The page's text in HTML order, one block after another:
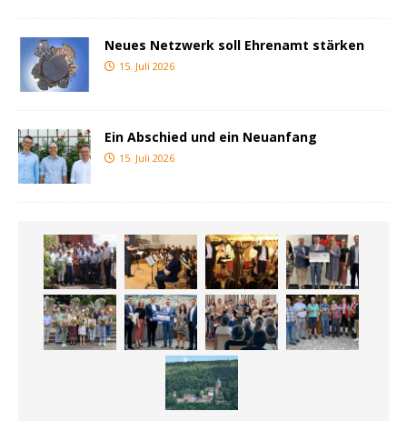
Neues Netzwerk soll Ehrenamt stärken
15. Juli 2026
Ein Abschied und ein Neuanfang
15. Juli 2026